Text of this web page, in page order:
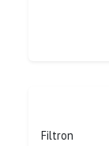
Filtron